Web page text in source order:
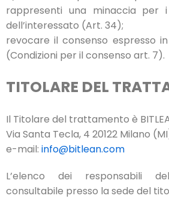
rappresenti una minaccia
dell’interessato (Art. 34);
revocare il consenso espresso
(Condizioni per il consenso art. 7).
TITOLARE DEL
Il Titolare del trattamento è
Via Santa Tecla, 4 20122 Milano
e-mail: info@bitlean.com
L’elenco dei responsabili
consultabile presso la sede del